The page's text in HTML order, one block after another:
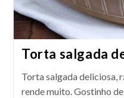
Torta salgada
Torta salgada deliciosa,
rende muito. Gostinho